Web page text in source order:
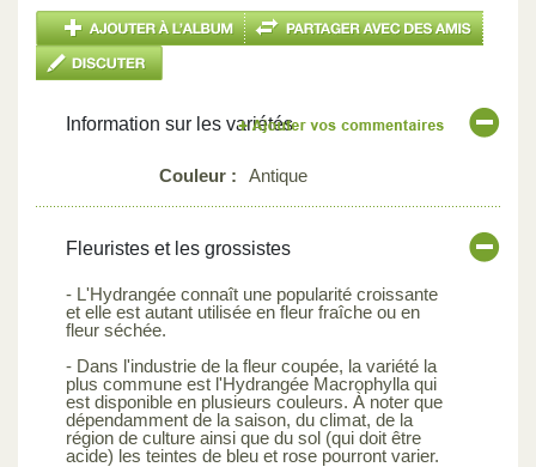
Information sur les variétés
Couleur : Antique
Fleuristes et les grossistes
- L'Hydrangée connaît une popularité croissante
et elle est autant utilisée en fleur fraîche ou en
fleur séchée.
- Dans l'industrie de la fleur coupée, la variété la
plus commune est l'Hydrangée Macrophylla qui
est disponible en plusieurs couleurs. À noter que
dépendamment de la saison, du climat, de la
région de culture ainsi que du sol (qui doit être
acide) les teintes de bleu et rose pourront varier.